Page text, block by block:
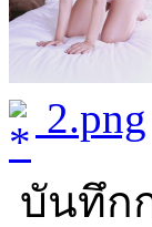
2.png
บันทึก